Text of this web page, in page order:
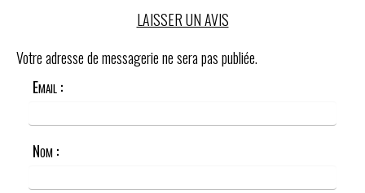
LAISSER UN AVIS
Votre adresse de messagerie ne sera pas publiée.
Email :
Nom :